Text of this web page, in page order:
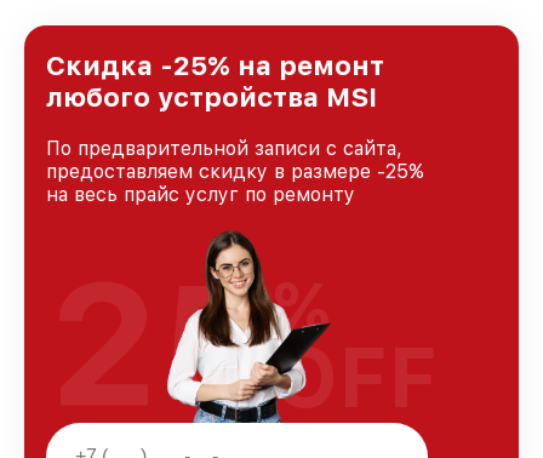
Скидка -25% на ремонт
любого устройства MSI
По предварительной записи с сайта,
предоставляем скидку в размере -25%
на весь прайс услуг по ремонту
25%
OFF